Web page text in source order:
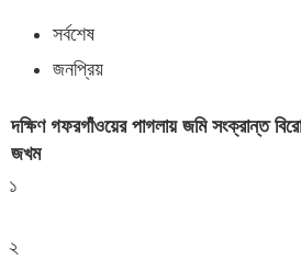
সর্বশেষ
জনপ্রিয়
দক্ষিণ গফরগাঁওয়ের পাগলায় জমি সংক্রান্ত
জখম
১
২